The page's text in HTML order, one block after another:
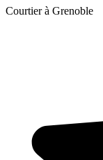
Courtier à Grenoble